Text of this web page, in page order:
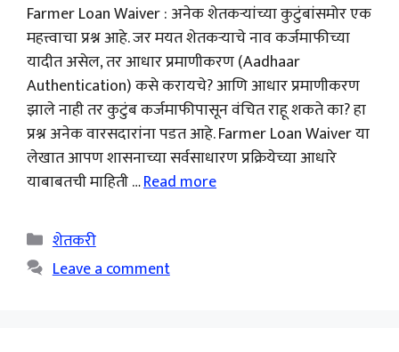
Farmer Loan Waiver : अनेक शेतकऱ्यांच्या कुटुंबांसमोर एक
महत्त्वाचा प्रश्न आहे. जर मयत शेतकऱ्याचे नाव कर्जमाफीच्या
यादीत असेल, तर आधार प्रमाणीकरण (Aadhaar
Authentication) कसे करायचे? आणि आधार प्रमाणीकरण
झाले नाही तर कुटुंब कर्जमाफीपासून वंचित राहू शकते का? हा
प्रश्न अनेक वारसदारांना पडत आहे. Farmer Loan Waiver या
लेखात आपण शासनाच्या सर्वसाधारण प्रक्रियेच्या आधारे
याबाबतची माहिती …Read more
Categories
शेतकरी
Leave a comment